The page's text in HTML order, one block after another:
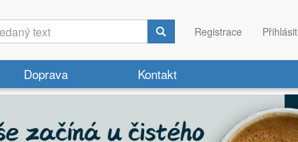
Registrace Přihlásit
Doprava Kontakt